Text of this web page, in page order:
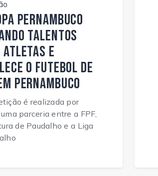
Pernambuco
Talentos
atletas e
o futebol de
Pernambuco
é realizada por
parceria entre a FPF,
de Paudalho e a Liga